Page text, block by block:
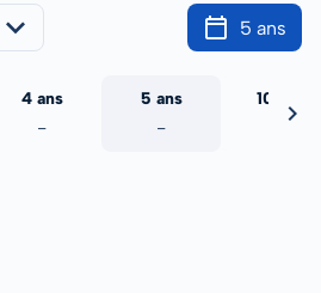
5 ans
4 ans
-
5 ans
-
10 ans